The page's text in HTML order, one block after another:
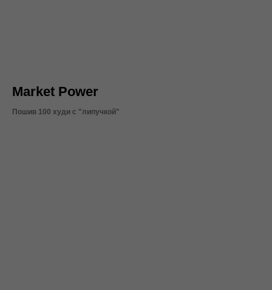
Market Power
Пошив 100 худи с "липучкой"